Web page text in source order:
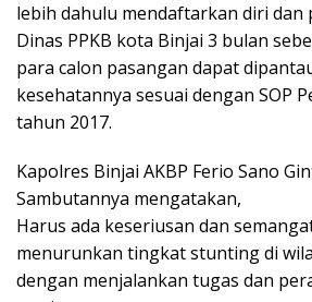
lebih dahulu mendaftarkan diri dan
Dinas PPKB kota Binjai 3 bulan
para calon pasangan dapat
kesehatannya sesuai dengan SOP
tahun 2017.
Kapolres Binjai AKBP Ferio Sano
Sambutannya mengatakan,
Harus ada keseriusan dan
menurunkan tingkat stunting di
dengan menjalankan tugas dan